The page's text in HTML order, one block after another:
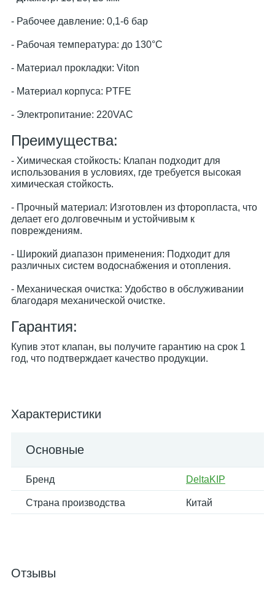
- Рабочее давление: 0,1-6 бар
- Рабочая температура: до 130°C
- Материал прокладки: Viton
- Материал корпуса: PTFE
- Электропитание: 220VAC
Преимущества:
- Химическая стойкость: Клапан подходит для
использования в условиях, где требуется высокая
химическая стойкость.
- Прочный материал: Изготовлен из фторопласта, что
делает его долговечным и устойчивым к
повреждениям.
- Широкий диапазон применения: Подходит для
различных систем водоснабжения и отопления.
- Механическая очистка: Удобство в обслуживании
благодаря механической очистке.
Гарантия:
Купив этот клапан, вы получите гарантию на срок 1
год, что подтверждает качество продукции.
Характеристики
Основные
Бренд DeltaKIP
Страна производства Китай
Отзывы